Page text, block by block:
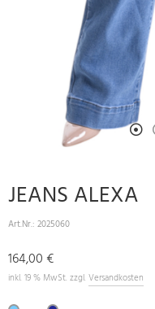
JEANS ALEXA
Art.Nr.: 2025060
164,00 €
inkl. 19 % MwSt. zzgl. Versandkosten